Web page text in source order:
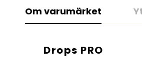
Om varumärket
Drops PRO